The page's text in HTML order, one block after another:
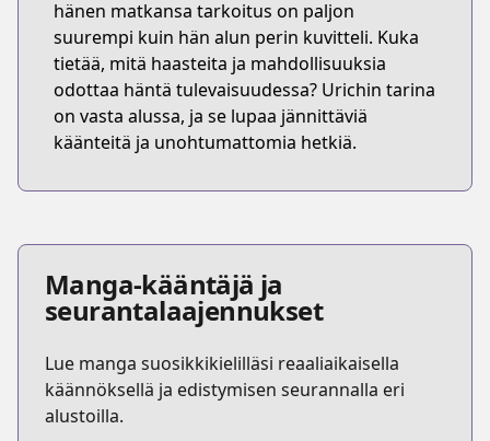
hänen matkansa tarkoitus on paljon
suurempi kuin hän alun perin kuvitteli. Kuka
tietää, mitä haasteita ja mahdollisuuksia
odottaa häntä tulevaisuudessa? Urichin tarina
on vasta alussa, ja se lupaa jännittäviä
käänteitä ja unohtumattomia hetkiä.
Manga-kääntäjä ja
seurantalaajennukset
Lue manga suosikkikielilläsi reaaliaikaisella
käännöksellä ja edistymisen seurannalla eri
alustoilla.